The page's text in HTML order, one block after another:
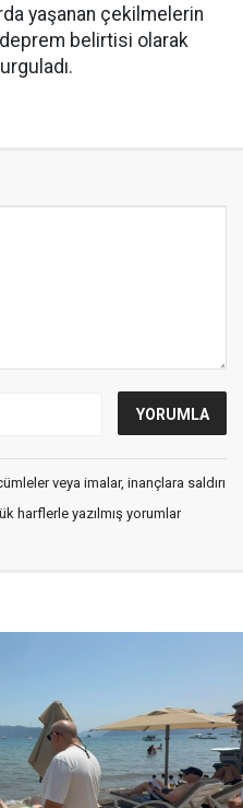
yaşanan çekilmelerin
belirtisi olarak
veya imalar, inançlara saldırı
harflerle yazılmış yorumlar